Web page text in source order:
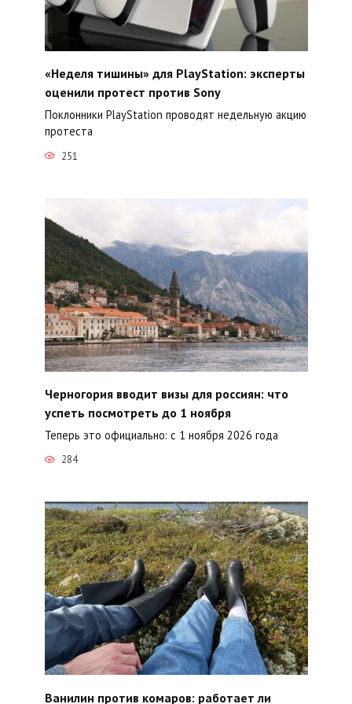
«Неделя тишины» для PlayStation: эксперты
оценили протест против Sony
Поклонники PlayStation проводят недельную акцию
протеста
251
Черногория вводит визы для россиян: что
успеть посмотреть до 1 ноября
Теперь это официально: с 1 ноября 2026 года
284
Ванилин против комаров: работает ли